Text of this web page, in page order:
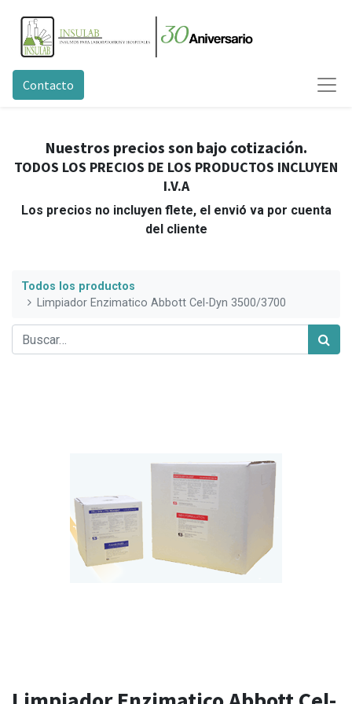
Contacto
Nuestros precios son bajo cotización.
TODOS LOS PRECIOS DE LOS PRODUCTOS INCLUYEN
I.V.A
Los precios no incluyen flete, el envió va por cuenta
del cliente
Todos los productos
Limpiador Enzimatico Abbott Cel-Dyn 3500/3700